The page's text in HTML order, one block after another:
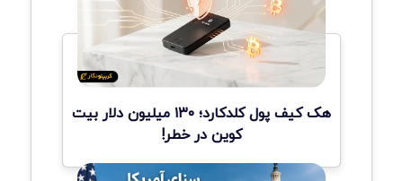
هک کیف پول کلدکارد؛ ۱۳۰ میلیون دلار بیت
کوین در خطر!